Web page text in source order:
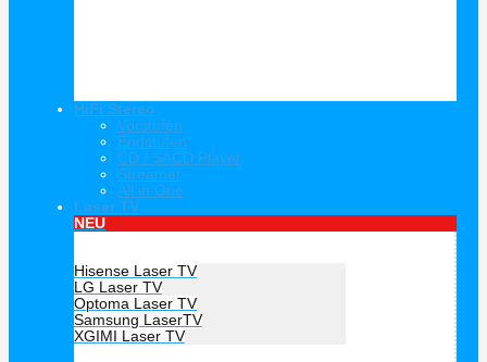
HiFi Stereo
Vorstufen
Endstufen
CD / SACD Player
Streamer
All in One
Laser TV
NEU
Hisense Laser TV
LG Laser TV
Optoma Laser TV
Samsung LaserTV
XGIMI Laser TV